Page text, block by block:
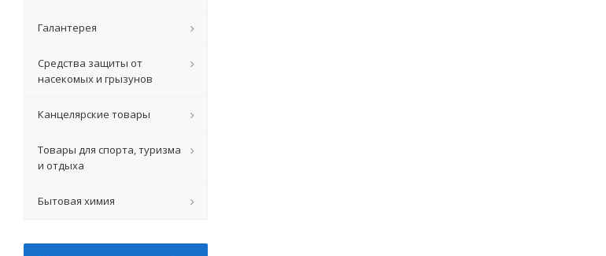
Галантерея
Средства защиты от
насекомых и грызунов
Канцелярские товары
Товары для спорта, туризма
и отдыха
Бытовая химия